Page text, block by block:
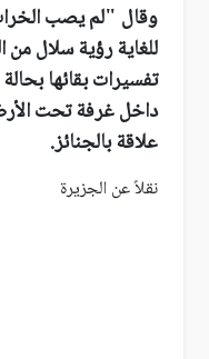
وقال "لم يصب
للغاية رؤية سلال
تفسيرات بقائها
داخل غرفة تحت
علاقة بالجنائز.
نقلاً عن الجزيرة